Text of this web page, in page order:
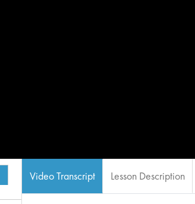
Video Transcript Lesson Description